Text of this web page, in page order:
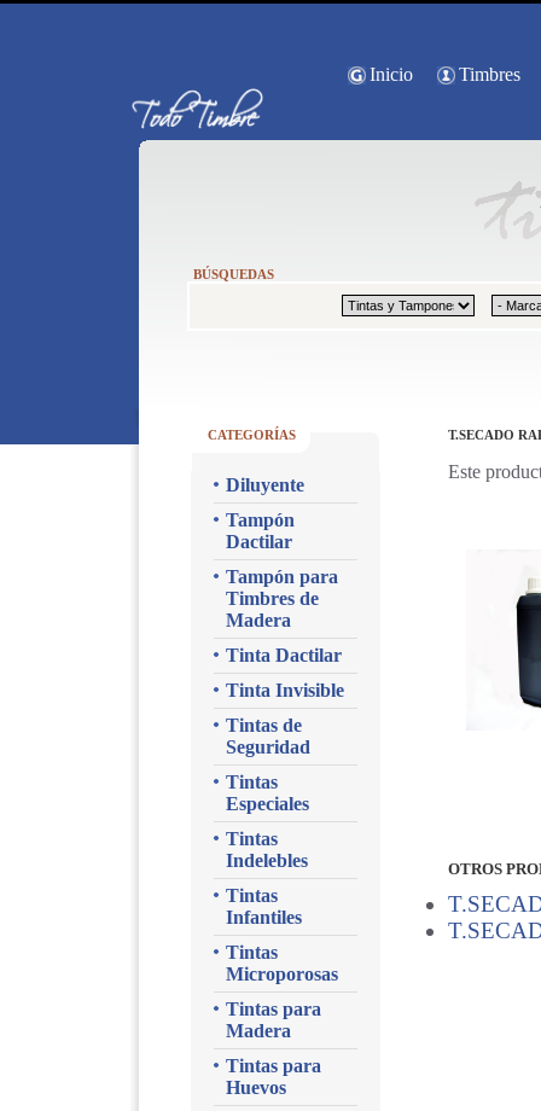
Inicio Timbres
BÚSQUEDAS
CATEGORÍAS
Diluyente
Tampón
Dactilar
Tampón para
Timbres de
Madera
Tinta Dactilar
Tinta Invisible
Tintas de
Seguridad
Tintas
Especiales
Tintas
Indelebles
Tintas
Infantiles
Tintas
Microporosas
Tintas para
Madera
Tintas para
Huevos
T.SECADO
Este
OTROS